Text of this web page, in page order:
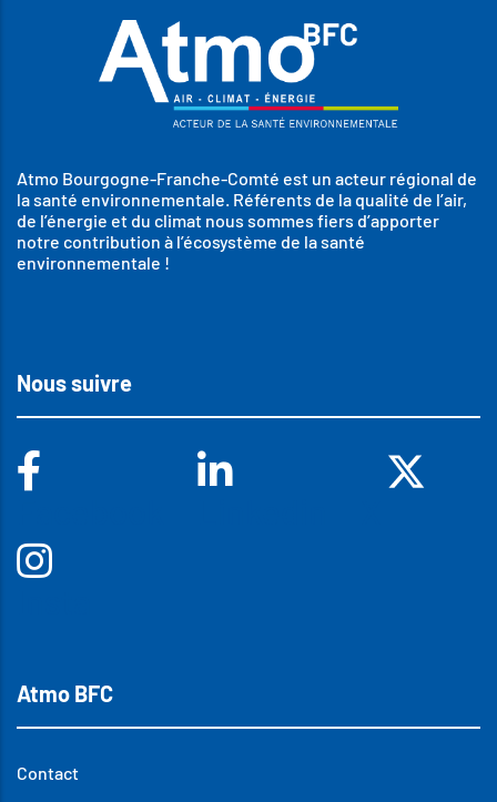
Atmo Bourgogne-Franche-Comté est un acteur régional de
la santé environnementale. Référents de la qualité de l’air,
de l’énergie et du climat nous sommes fiers d’apporter
notre contribution à l’écosystème de la santé
environnementale !
Nous suivre
Atmo BFC
Contact